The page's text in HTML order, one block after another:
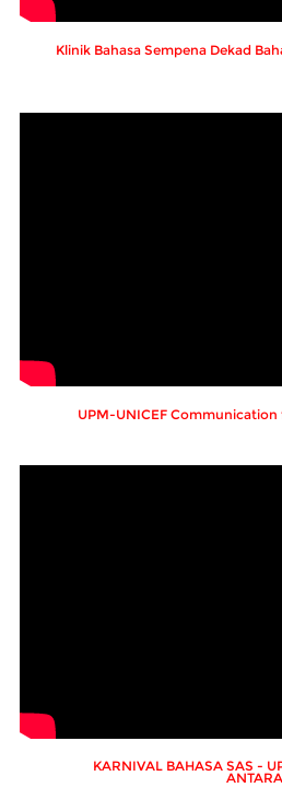
Klinik Bahasa Sempena Dekad
UPM-UNICEF
KARNIVAL BAHASA SAS -